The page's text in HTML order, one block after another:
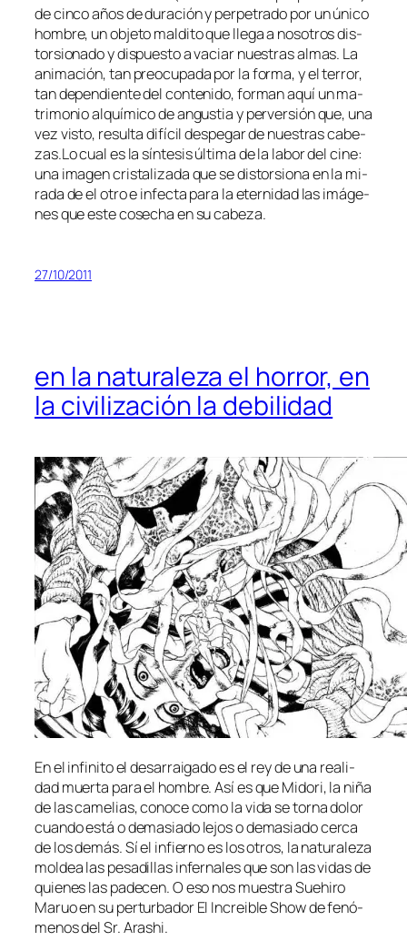
de cin­co años de du­ra­ción y per­pe­tra­do por un úni­co
hom­bre, un ob­je­to mal­di­to que lle­ga a no­so­tros dis­
tor­sio­na­do y dis­pues­to a va­ciar nues­tras al­mas. La
ani­ma­ción, tan preo­cu­pa­da por la for­ma, y el te­rror,
tan de­pen­dien­te del con­te­ni­do, for­man aquí un ma­
tri­mo­nio al­quí­mi­co de an­gus­tia y per­ver­sión que, una
vez vis­to, re­sul­ta di­fí­cil des­pe­gar de nues­tras ca­be­
zas.Lo cual es la sín­te­sis úl­ti­ma de la la­bor del ci­ne:
una ima­gen cris­ta­li­za­da que se dis­tor­sio­na en la mi­
ra­da de el otro e in­fec­ta pa­ra la eter­ni­dad las imá­ge­
nes que es­te co­se­cha en su cabeza.
27/10/2011
en la naturaleza el horror, en
la civilización la debilidad
En el in­fi­ni­to el des­arrai­ga­do es el rey de una reali­
dad muer­ta pa­ra el hom­bre. Así es que Midori, la ni­ña
de las ca­me­lias, co­no­ce co­mo la vi­da se tor­na do­lor
cuan­do es­tá o de­ma­sia­do le­jos o de­ma­sia­do cer­ca
de los de­más. Sí el in­fierno es los otros, la na­tu­ra­le­za
mol­dea las pe­sa­di­llas in­fer­na­les que son las vi­das de
quie­nes las pa­de­cen. O eso nos mues­tra Suehiro
Maruo en su per­tur­ba­dor El Increible Show de fe­nó­
me­nos del Sr. Arashi.